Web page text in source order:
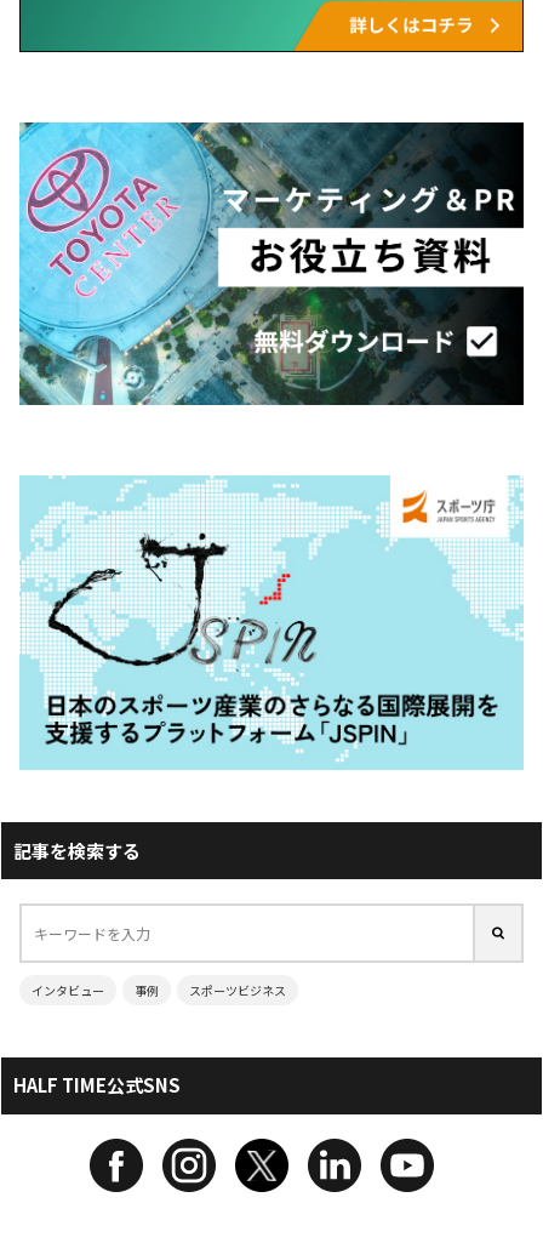
記事を検索する
インタビュー 事例 スポーツビジネス
HALF TIME公式SNS